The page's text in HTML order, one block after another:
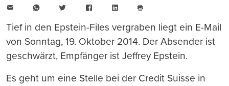
WhatsAppTwitter FacebookLinkedIn
drucken
Tief in den Epstein-Files vergraben liegt ein E-Mail
von Sonntag, 19. Oktober 2014. Der Absender ist
geschwärzt, Empfänger ist Jeffrey Epstein.
Es geht um eine Stelle bei der Credit Suisse in